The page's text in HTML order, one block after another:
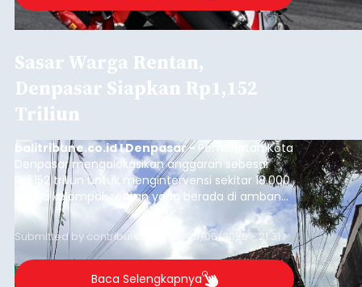
Sasar Warga Rentan,
Denpasar Siapkan Rp1,152
Triliun
balitribune.co.id I Denpasar - Pemerintah Kota
Denpasar mengalokasikan anggaran sebesar
Rp1,152 triliun untuk mengintervensi sekitar 18.000
warga kelompok rentan yang berada di ambang
garis kemiskinan. Langkah strategis ini diambil
guna menjaga masyarakat yang berada pada
kelompok desil 5 dan 6 tersebut agar tidak
merosot ke kategori miskin.
Submitted by contributor Thu, 08/06/2026 - 21:31
Baca Selengkapnya